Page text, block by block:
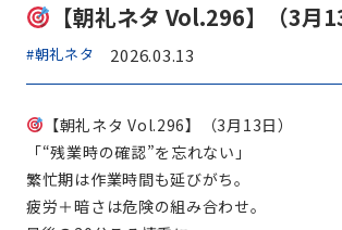
【朝礼ネタ Vol.296】（3月
#朝礼ネタ 2026.03.13
【朝礼ネタ Vol.296】（3月13日）
「“残業時の確認”を忘れない」
繁忙期は作業時間も延びがち。
疲労＋暗さは危険の組み合わせ。